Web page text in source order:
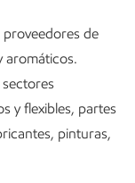
de
aromáticos.
y flexibles, partes
pinturas,